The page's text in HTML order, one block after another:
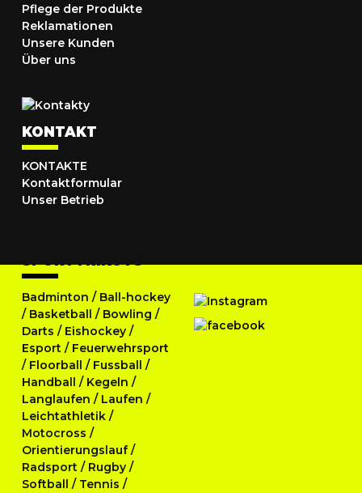
Pflege der Produkte
Reklamationen
Unsere Kunden
Über uns
KONTAKT
KONTAKTE
Kontaktformular
Unser Betrieb
SPORTTRIKOTS
Badminton / Ball-hockey
/ Basketball / Bowling /
Darts / Eishockey /
Esport / Feuerwehrsport
/ Floorball / Fussball /
Handball / Kegeln /
Langlaufen / Laufen /
Leichtathletik /
Motocross /
Orientierungslauf/
Radsport / Rugby /
Softball / Tennis /